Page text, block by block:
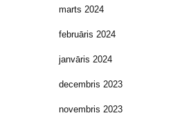
marts 2024
februāris 2024
janvāris 2024
decembris 2023
novembris 2023